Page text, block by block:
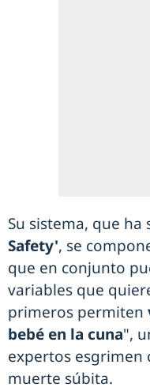
Su sistema, que
Safety', se
que en conjunto
variables que
primeros permiten
bebé en la cuna",
expertos esgrimen
muerte súbita.